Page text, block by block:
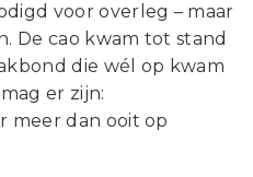
voor overleg – maar
De cao kwam tot stand
die wél op kwam
er zijn:
meer dan ooit op